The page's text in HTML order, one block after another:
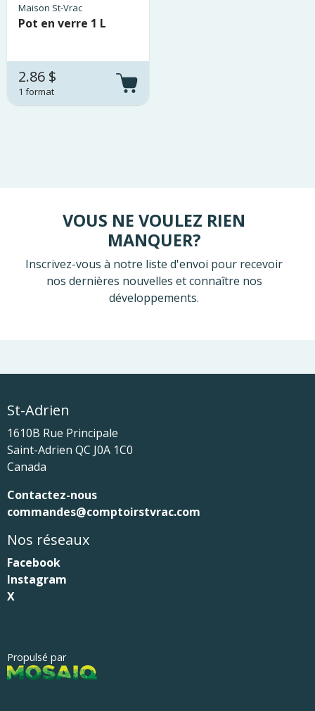
Maison St-Vrac
Pot en verre 1 L
2.86 $
1 format
VOUS NE VOULEZ RIEN
MANQUER?
Inscrivez-vous à notre liste d'envoi pour recevoir
nos dernières nouvelles et connaître nos
développements.
St-Adrien
1610B Rue Principale
Saint-Adrien QC J0A 1C0
Canada
Contactez-nous
commandes@comptoirstvrac.com
Nos réseaux
Facebook
Instagram
X
Propulsé par